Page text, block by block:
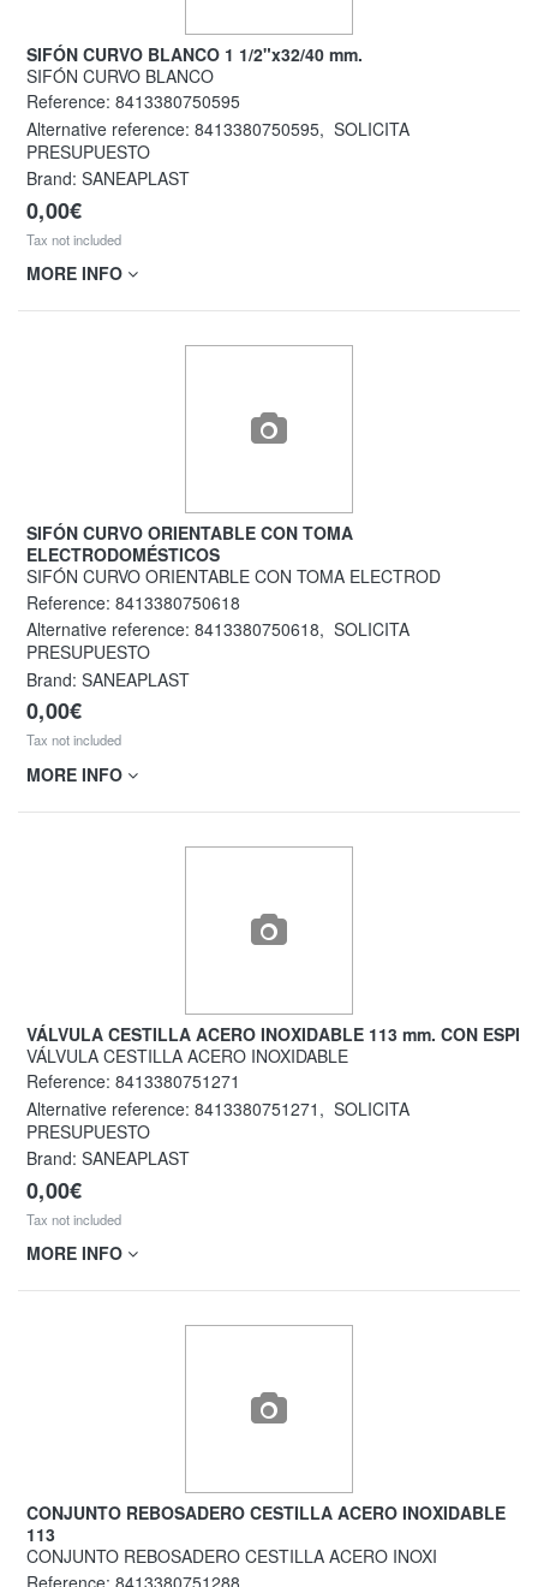
SIFÓN CURVO BLANCO 1 1/2"x32/40 mm.
SIFÓN CURVO BLANCO
Reference: 8413380750595
Alternative reference: 8413380750595, SOLICITA
PRESUPUESTO
Brand: SANEAPLAST
0,00€
Tax not included
MORE INFO
SIFÓN CURVO ORIENTABLE CON TOMA
ELECTRODOMÉSTICOS
SIFÓN CURVO ORIENTABLE CON TOMA ELECTROD
Reference: 8413380750618
Alternative reference: 8413380750618, SOLICITA
PRESUPUESTO
Brand: SANEAPLAST
0,00€
Tax not included
MORE INFO
VÁLVULA CESTILLA ACERO INOXIDABLE 113 mm. CON ESPI
VÁLVULA CESTILLA ACERO INOXIDABLE
Reference: 8413380751271
Alternative reference: 8413380751271 , SOLICITA
PRESUPUESTO
Brand: SANEAPLAST
0,00€
Tax not included
MORE INFO
CONJUNTO REBOSADERO CESTILLA ACERO INOXIDABLE
113
CONJUNTO REBOSADERO CESTILLA ACERO INOXI
Reference: 8413380751288